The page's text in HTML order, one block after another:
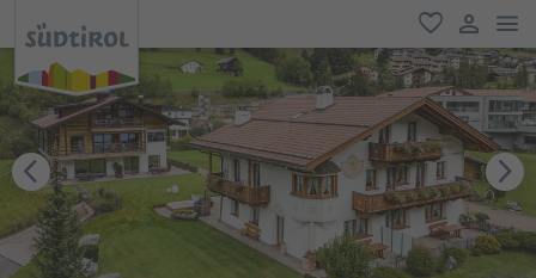
favoriti
user link